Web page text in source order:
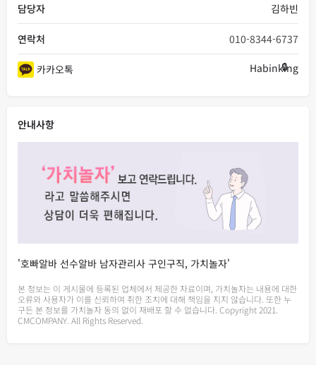
담당자 김하빈
연락처 010-8344-6737
카카오톡 Habinking
안내사항
'호빠알바 선수알바 남자관리사 구인구직, 가치놀자'
본 정보는 이 게시물에 등록된 업체에서 제공한 자료이며, 가치놀자는 내용에 대한
오류와 사용자가 이를 신뢰하여 취한 조치에 대해 책임을 지지 않습니다. 또한 누
구든 본 정보를 가치놀자 동의 없이 재배포 할 수 없습니다. Copyright 2021.
CMCOMPANY. All Rights Reserved.